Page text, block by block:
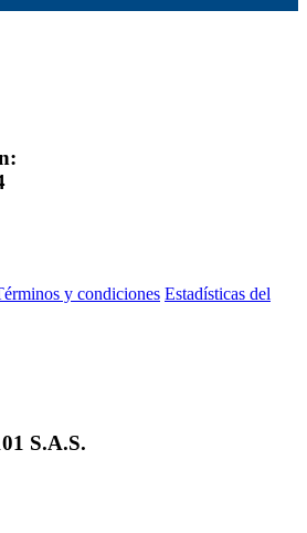
y condiciones Estadísticas del
S.A.S.